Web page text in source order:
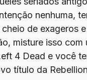
nenhuma,
de exageros
misture isso com
4 Dead e você
título da